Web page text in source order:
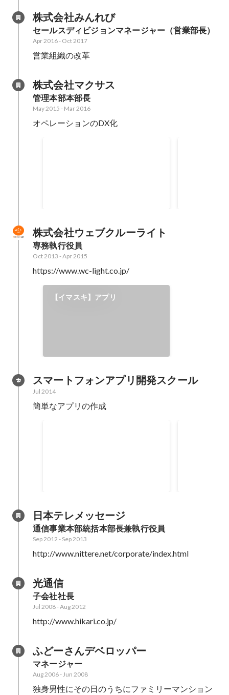
株式会社みんれび
セールスディビジョンマネージャー（営業部長）
Apr 2016- Oct 2017
営業組織の改革
株式会社マクサス
管理本部本部長
May 2015 - Mar 2016
オペレーションのDX化
株式会社ウェブクルーライト
専務執行役員
Oct 2013 -Apr 2015
https://www.wc-light.co.jp/
【イマスキ】アプリ
スマートフォンアプリ開発スクール
Jul 2014
簡単なアプリの作成
日本テレメッセージ
通信事業本部統括本部長兼執行役員
Sep 2012 - Sep 2013
http://www.nittere.net/corporate/index.html
光通信
子会社社長
Jul 2008-Aug 2012
http://www.hikari.co.jp/
ふどーさんデベロッパー
マネージャー
Aug 2006-Jun 2008
独身男性にその日のうちにファミリーマンション